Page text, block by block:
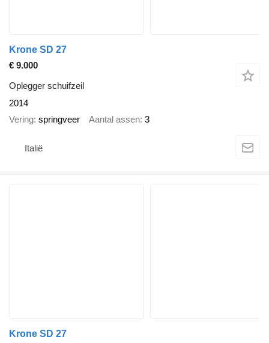
Krone SD 27
€ 9.000
Oplegger schuifzeil
2014
Vering springveer Aantal assen 3
Italië
Krone SD 27